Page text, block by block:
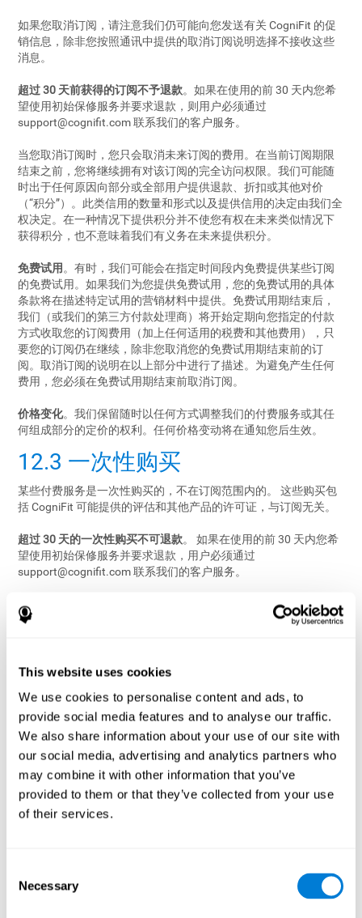
This website uses cookies
We use cookies to personalise content and ads, to
provide social media features and to analyse our traffic.
We also share information about your use of our site with
our social media, advertising and analytics partners who
may combine it with other information that you’ve
provided to them or that they’ve collected from your use
of their services.
Selection
Necessary
如果您取消订阅，请注意我们仍可能向您发送有关 CogniFit 的促
销信息，除非您按照通讯中提供的取消订阅说明选择不接收这些
消息。
超过 30 天前获得的订阅不予退款。如果在使用的前 30 天内您希
望使用初始保修服务并要求退款，则用户必须通过
support@cognifit.com联系我们的客户服务。
当您取消订阅时，您只会取消未来订阅的费用。在当前订阅期限
结束之前，您将继续拥有对该订阅的完全访问权限。我们可能随
时出于任何原因向部分或全部用户提供退款、折扣或其他对价
（“积分”）。此类信用的数量和形式以及提供信用的决定由我们全
权决定。在一种情况下提供积分并不使您有权在未来类似情况下
获得积分，也不意味着我们有义务在未来提供积分。
免费试用 。有时，我们可能会在指定时间段内免费提供某些订阅
的免费试用。如果我们为您提供免费试用，您的免费试用的具体
条款将在描述特定试用的营销材料中提供。免费试用期结束后，
我们（或我们的第三方付款处理商）将开始定期向您指定的付款
方式收取您的订阅费用（加上任何适用的税费和其他费用），只
要您的订阅仍在继续，除非您取消您的免费试用期结束前的订
阅。取消订阅的说明在以上部分中进行了描述。为避免产生任何
费用，您必须在免费试用期结束前取消订阅。
价格变化。我们保留随时以任何方式调整我们的付费服务或其任
何组成部分的定价的权利。任何价格变动将在通知您后生效。
12.3 一次性购买
某些付费服务是一次性购买的，不在订阅范围内的。 这些购买包
括 CogniFit 可能提供的评估和其他产品的许可证，与订阅无关。
超过 30 天的一次性购买不可退款。 如果在使用的前 30 天内您希
望使用初始保修服务并要求退款，用户必须通过
support@cognifit.com联系我们的客户服务。
您的购买与对访问和使用服务中的此类内容或功能的有限的、不
可转让的许可的付款相关联。
您授权CogniFit对您选择的付费服务收取费用。 您提供给我们我
们接受的付款方式，即表示您声明并保证您被授权使用指定的付
款方式，并且您授权我们（或我们的第三方付款处理方）向您提
供的付款方式收取您购买的总金额（ 包括任何适用的税金和其他
费用）。 如果付款方式无法通过验证，无效或无法接受，那么您
的付费服务可能会被暂停或取消。 我们遇到的与您选择的付款方
式有关的任何问题必须得到解决才能继续使用服务。
请注意，如果您接受促销优惠或付费服务有所更改，那么账单的
12.5 声明，保证和合同